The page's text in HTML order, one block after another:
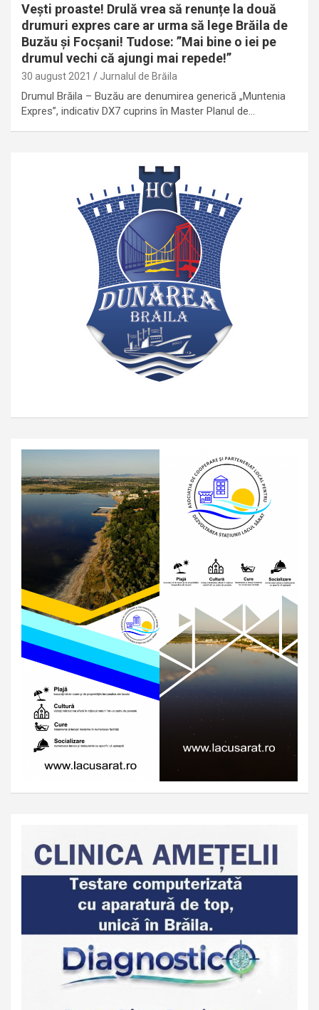
Vești proaste! Drulă vrea să renunțe la două
drumuri expres care ar urma să lege Brăila de
Buzău și Focșani! Tudose: ”Mai bine o iei pe
drumul vechi că ajungi mai repede!”
30 august 2021 Jurnalul de Brăila
Drumul Brăila – Buzău are denumirea generică „Muntenia
Expres”, indicativ DX7 cuprins în Master Planul de…